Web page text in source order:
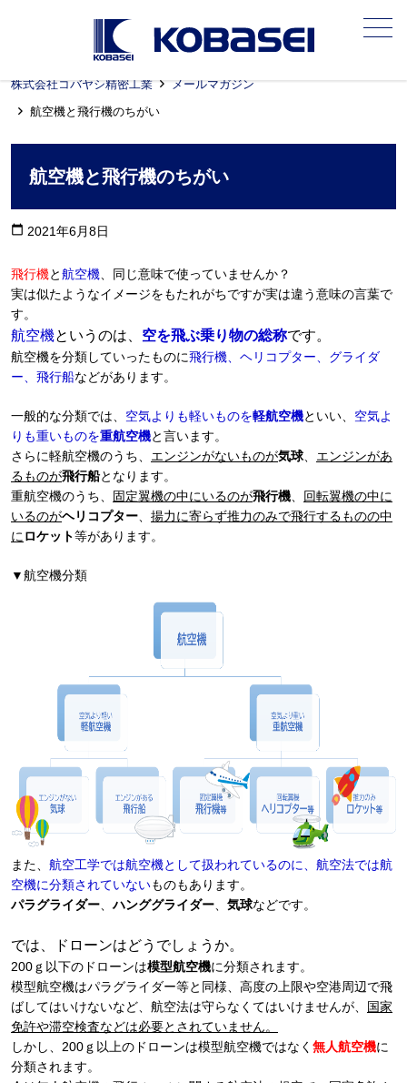
メニュー
株式会社コバヤシ精密工業
メールマガジン
航空機と飛行機のちがい
航空機と飛行機のちがい
calendar_today 2021年6月8日
飛行機と航空機、同じ意味で使っていませんか？
実は似たようなイメージをもたれがちですが実は違う意味の言葉で
す。
航空機というのは、 空を飛ぶ乗り物の総称です。
航空機を分類していったものに飛行機、ヘリコプター、グライダ
ー、飛行船などがあります。
一般的な分類では、 空気よりも軽いものを軽航空機といい、 空気よ
りも重いものを重航空機と言います。
さらに軽航空機のうち、 エンジンがないものが気球、 エンジンがあ
るものが飛行船となります。
重航空機のうち、 固定翼機の中にいるのが飛行機、 回転翼機の中に
いるのがヘリコプター、 揚力に寄らず推力のみで飛行するものの中
にロケット等があります。
▼航空機分類
また、 航空工学では航空機として扱われているのに、航空法では航
空機に分類されていないものもあります。
パラグライダー、ハンググライダー、 気球などです。
では、ドローンはどうでしょうか。
200ｇ以下のドローンは模型航空機に分類されます。
模型航空機はパラグライダー等と同様、高度の上限や空港周辺で飛
ばしてはいけないなど、航空法は守らなくてはいけませんが、 国家
免許や滞空検査などは必要とされていません。
しかし、200ｇ以上のドローンは模型航空機ではなく 無人航空機に
分類されます。